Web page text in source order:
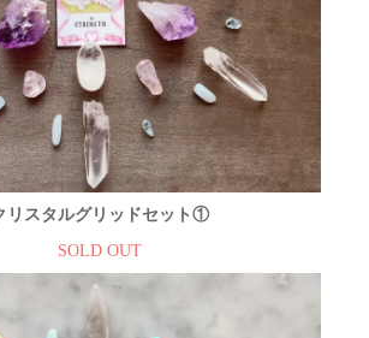
リスタルグリッドセット①
SOLD OUT